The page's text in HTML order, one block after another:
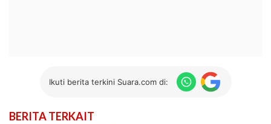
Ikuti berita terkini Suara.com di:
BERITA TERKAIT